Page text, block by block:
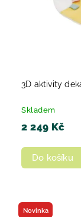
3D aktivity
Skladem
2 249 Kč
Do košíku
Novinka